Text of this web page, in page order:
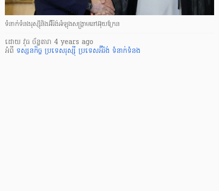
ទំនាក់ទំនងរុស្ស៊ីនិងអ៊ីរ៉ង់អំឡុងសង្គ្រាមនៅអ៊ុយក្រែន
ដោយ វុធ ច័ន្ទតារា 4 years ago
អំពី ទស្សនកិច្ច ប្រទេសរុស្ស៊ី ប្រទេសអ៊ីរ៉ង់ ទំនាក់ទំនង